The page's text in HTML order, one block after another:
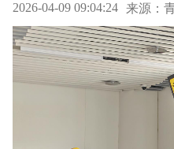
2026-04-09 09:04:24 来源：